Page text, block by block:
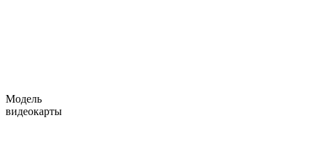
Модель
видеокарты